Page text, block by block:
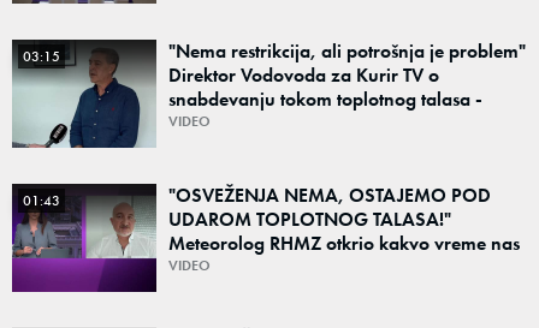
03:15
"Nema restrikcija, ali potrošnja je problem"
Direktor Vodovoda za Kurir TV o
snabdevanju tokom toplotnog talasa -
Poznato kakva je situacija sa vodom
VIDEO
01:43
"OSVEŽENJA NEMA, OSTAJEMO POD
UDAROM TOPLOTNOG TALASA!"
Meteorolog RHMZ otkrio kakvo vreme nas
čeka do kraja avgusta
VIDEO